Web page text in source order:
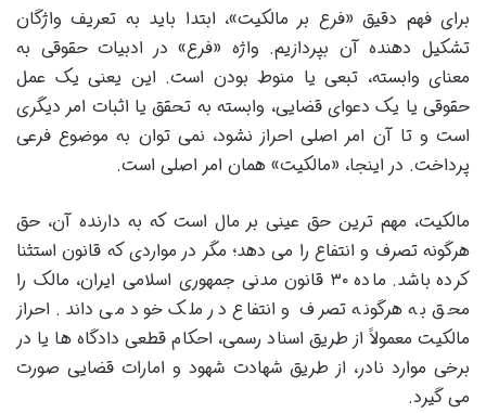
برای فهم دقیق «فرع بر مالکیت»، ابتدا باید به تعریف واژگان
تشکیل دهنده آن بپردازیم. واژه «فرع» در ادبیات حقوقی به
معنای وابسته، تبعی یا منوط بودن است. این یعنی یک عمل
حقوقی یا یک دعوای قضایی، وابسته به تحقق یا اثبات امر دیگری
است و تا آن امر اصلی احراز نشود، نمی توان به موضوع فرعی
پرداخت. در اینجا، «مالکیت» همان امر اصلی است.
مالکیت، مهم ترین حق عینی بر مال است که به دارنده آن، حق
هرگونه تصرف و انتفاع را می دهد؛ مگر در مواردی که قانون استثنا
کرده باشد. ماده ۳۰ قانون مدنی جمهوری اسلامی ایران، مالک را
محق به هرگونه تصرف و انتفاع در ملک خود می داند. احراز
مالکیت معمولاً از طریق اسناد رسمی، احکام قطعی دادگاه ها یا در
برخی موارد نادر، از طریق شهادت شهود و امارات قضایی صورت
می گیرد.